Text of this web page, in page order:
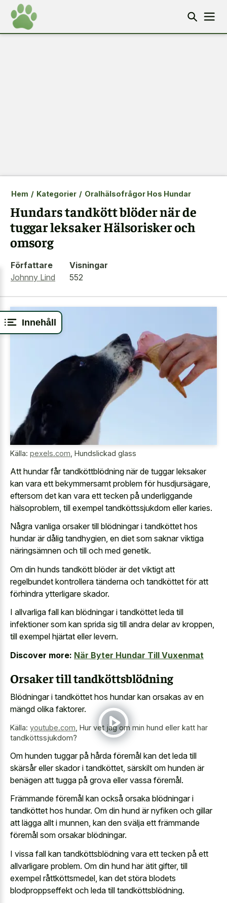
Innehåll
Hem / Kategorier / Oralhälsofrågor Hos Hundar
Hundars tandkött blöder när de
tuggar leksaker Hälsorisker och
omsorg
Författare
Johnny Lind
Visningar
552
Källa: pexels.com Hundslickad glass
Att hundar får tandköttblödning när de tuggar leksaker
kan vara ett bekymmersamt problem för husdjursägare,
eftersom det kan vara ett tecken på underliggande
hälsoproblem, till exempel tandköttssjukdom eller karies.
Några vanliga orsaker till blödningar i tandköttet hos
hundar är dålig tandhygien, en diet som saknar viktiga
näringsämnen och till och med genetik.
Om din hunds tandkött blöder är det viktigt att
regelbundet kontrollera tänderna och tandköttet för att
förhindra ytterligare skador.
I allvarliga fall kan blödningar i tandköttet leda till
infektioner som kan sprida sig till andra delar av kroppen,
till exempel hjärtat eller levern.
Discover more: När Byter Hundar Till Vuxenmat
Orsaker till tandköttsblödning
Blödningar i tandköttet hos hundar kan orsakas av en
mängd olika faktorer.
Källa: youtube.com Hur vet jag om min hund eller katt har
tandköttssjukdom?
Om hunden tuggar på hårda föremål kan det leda till
skärsår eller skador i tandköttet, särskilt om hunden är
benägen att tugga på grova eller vassa föremål.
Främmande föremål kan också orsaka blödningar i
tandköttet hos hundar. Om din hund är nyfiken och gillar
att lägga allt i munnen, kan den svälja ett främmande
föremål som orsakar blödningar.
I vissa fall kan tandköttsblödning vara ett tecken på ett
allvarligare problem. Om din hund har ätit gifter, till
exempel råttköttsmedel, kan det störa blodets
blodproppseffekt och leda till tandköttsblödning.